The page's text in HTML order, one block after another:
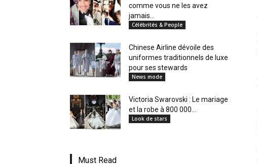
comme vous ne les avez
jamais...
Célébrités & People
Chinese Airline dévoile des
uniformes traditionnels de luxe
pour ses stewards
News mode
Victoria Swarovski : Le mariage
et la robe à 800 000...
Look de stars
Must Read